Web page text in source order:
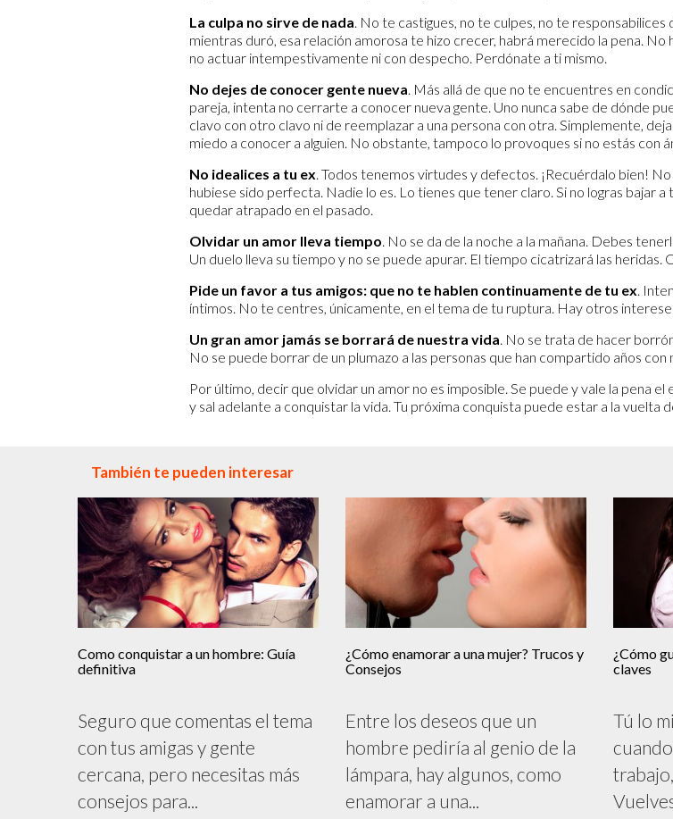
La culpa no sirve de nada. No te castigues, no te culpes, no te responsabilices
mientras duró, esa relación amorosa te hizo crecer, habrá merecido la pena.
no actuar intempestivamente ni con despecho. Perdónate a ti mismo.
No dejes de conocer gente nueva. Más allá de que no te encuentres en
pareja, intenta no cerrarte a conocer nueva gente. Uno nunca sabe de dónde
clavo con otro clavo ni de reemplazar a una persona con otra. Simplemente,
miedo a conocer a alguien. No obstante, tampoco lo provoques si no estás con
No idealices a tu ex. Todos tenemos virtudes y defectos. ¡Recuérdalo bien!
hubiese sido perfecta. Nadie lo es. Lo tienes que tener claro. Si no logras bajar
quedar atrapado en el pasado.
Olvidar un amor lleva tiempo. No se da de la noche a la mañana. Debes
Un duelo lleva su tiempo y no se puede apurar. El tiempo cicatrizará las heridas.
Pide un favor a tus amigos: que no te hablen continuamente de tu ex.
íntimos. No te centres, únicamente, en el tema de tu ruptura. Hay otros
Un gran amor jamás se borrará de nuestra vida. No se trata de hacer
No se puede borrar de un plumazo a las personas que han compartido años con
Por último, decir que olvidar un amor no es imposible. Se puede y vale la pena
y sal adelante a conquistar la vida. Tu próxima conquista puede estar a la vuelta
También te pueden interesar
Como conquistar a un hombre: Guía
definitiva
Seguro que comentas el tema
con tus amigas y gente
cercana, pero necesitas más
consejos para...
¿Cómo enamorar a una mujer? Trucos y
Consejos
Entre los deseos que un
hombre pediría al genio de la
lámpara, hay algunos, como
enamorar a una...
¿Cómo
claves
Tú lo
Vuelves